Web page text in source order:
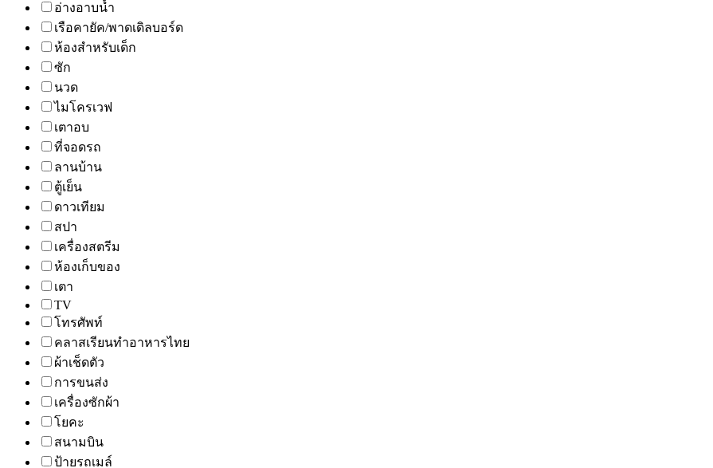
อ่างอาบน้ำ
เรือคายัค/พาดเดิลบอร์ด
ห้องสำหรับเด็ก
ซัก
นวด
ไมโครเวฟ
เตาอบ
ที่จอดรถ
ลานบ้าน
ตู้เย็น
ดาวเทียม
สปา
เครื่องสตรีม
ห้องเก็บของ
เตา
TV
โทรศัพท์
คลาสเรียนทำอาหารไทย
ผ้าเช็ดตัว
การขนส่ง
เครื่องซักผ้า
โยคะ
สนามบิน
ป้ายรถเมล์